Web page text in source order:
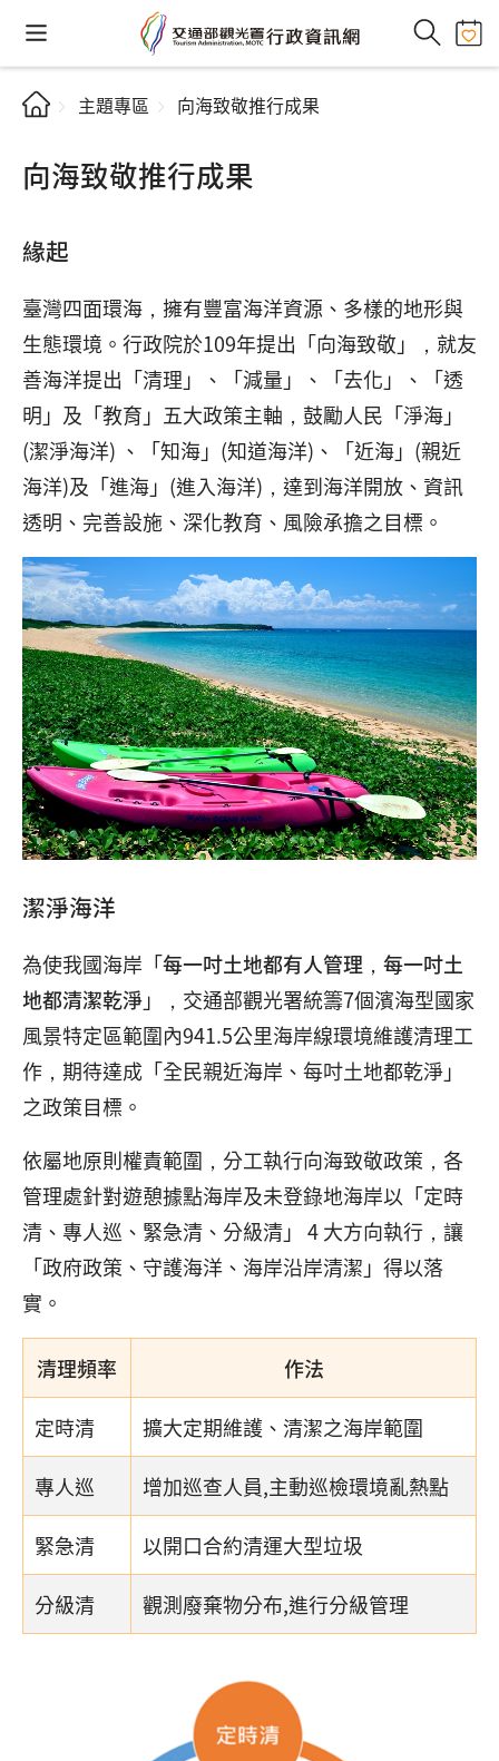
主題專區 向海致敬推行成果
向海致敬推行成果
緣起
臺灣四面環海，擁有豐富海洋資源、多樣的地形與
生態環境。行政院於109年提出「向海致敬」，就友
善海洋提出「清理」、「減量」、「去化」、「透
明」及「教育」五大政策主軸，鼓勵人民「淨海」
(潔淨海洋) 、「知海」(知道海洋)、「近海」(親近
海洋)及「進海」(進入海洋)，達到海洋開放、資訊
透明、完善設施、深化教育、風險承擔之目標。
潔淨海洋
為使我國海岸「每一吋土地都有人管理，每一吋土
地都清潔乾淨」，交通部觀光署統籌7個濱海型國家
風景特定區範圍內941.5公里海岸線環境維護清理工
作，期待達成「全民親近海岸、每吋土地都乾淨」
之政策目標。
依屬地原則權責範圍，分工執行向海致敬政策，各
管理處針對遊憩據點海岸及未登錄地海岸以「定時
清、專人巡、緊急清、分級清」 4 大方向執行，讓
「政府政策、守護海洋、海岸沿岸清潔」得以落
實。
清理頻率 作法
定時清 擴大定期維護、清潔之海岸範圍
專人巡 增加巡查人員,主動巡檢環境亂熱點
緊急清 以開口合約清運大型垃圾
分級清 觀測廢棄物分布,進行分級管理